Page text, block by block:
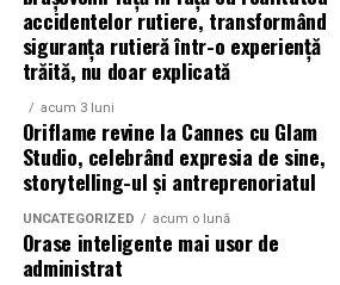
O comedie actuală și spumoasă,
mea”este distribuit de T.R.I.B.E.
TRAILER:https://bit.ly/InPieleaMea
Site oficial:inpieleamea.ro
film, declarații din partea actorilor și
concursuri sunt disponibile pe
accidentelor rutiere, transformând
siguranța rutieră într-o experiență
trăită, nu doar explicată
acum 3 luni
Oriflame revine la Cannes cu Glam
Studio, celebrând expresia de sine,
storytelling-ul și antreprenoriatul
UNCATEGORIZED acum o lună
Orase inteligente mai usor de
administrat